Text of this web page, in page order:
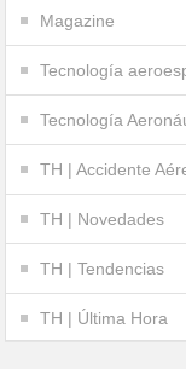
Magazine
Tecnología
Tecnología
TH | Accidente
TH | Novedades
TH | Tendencias
TH | Última Hora